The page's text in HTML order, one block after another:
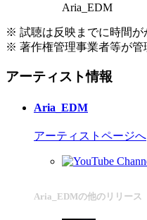
Aria_EDM
※ 試聴は反映までに時間が
※ 著作権管理事業者等が管
アーティスト情報
Aria_EDM
アーティストページへ
Aria_EDMの他のリリース